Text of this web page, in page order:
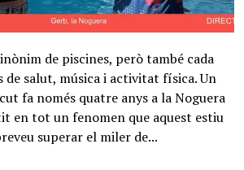
de piscines, però també cada
de salut, música i activitat física. Un
fa només quatre anys a la Noguera
en tot un fenomen que aquest estiu
superar el miler de...